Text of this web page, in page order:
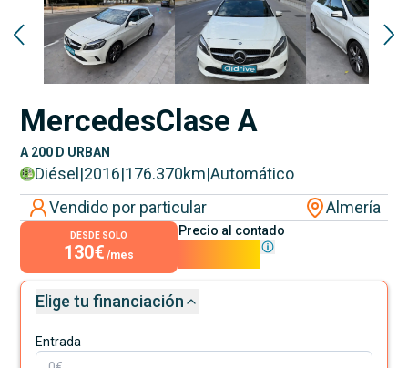
MercedesClase A
A 200 D URBAN
Diésel |2016|176.370km|Automático
Vendido por particular
Almería
DESDE SOLO
130€ /mes
Precio al contado
Elige tu financiación
Entrada